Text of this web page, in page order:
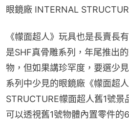
眼鏡廠 INTERNAL
《幪面超人》玩具也是長賣長
是SHF真骨雕系列，年尾推出
物，但如果講珍罕度，要選少
系列中少見的眼鏡廠《幪面超
STRUCTURE幪面超人舊1號景
可以透視舊1號物體內置零件的